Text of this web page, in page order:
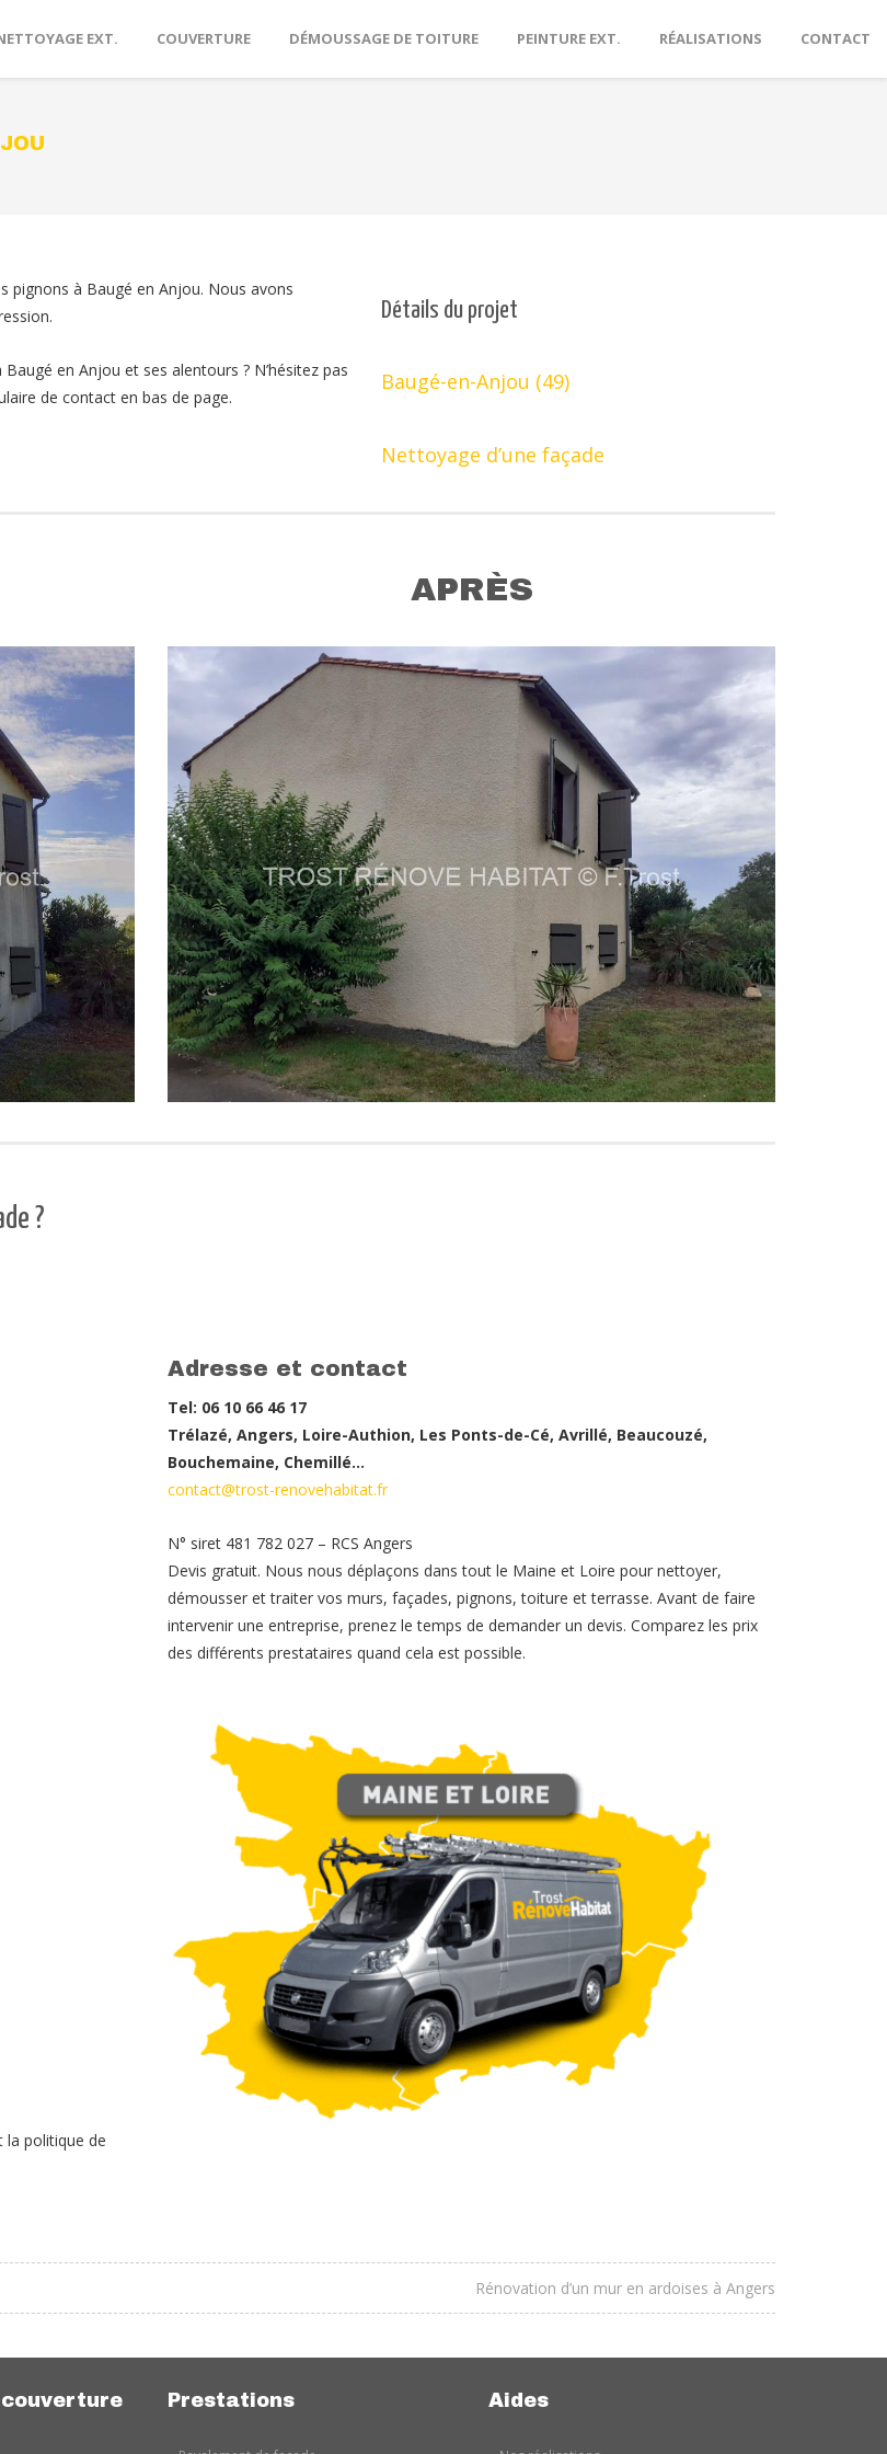
EXT. COUVERTURE DÉMOUSSAGE DE TOITURE PEINTURE EXT. RÉALISATIONS CONTACT
pignons à Baugé en Anjou. Nous avons
en Anjou et ses alentours ? N’hésitez pas
de contact en bas de page.
Détails du projet
Baugé-en-Anjou (49)
Nettoyage d’une façade
APRÈS
?
la politique de
Adresse et contact
Tel: 06 10 66 46 17
Trélazé, Angers, Loire-Authion, Les Ponts-de-Cé, Avrillé, Beaucouzé,
Bouchemaine, Chemillé…
contact@trost-renovehabitat.fr
N° siret 481 782 027 – RCS Angers
Devis gratuit. Nous nous déplaçons dans tout le Maine et Loire pour nettoyer,
démousser et traiter vos murs, façades, pignons, toiture et terrasse. Avant de faire
intervenir une entreprise, prenez le temps de demander un devis. Comparez les prix
des différents prestataires quand cela est possible.
Rénovation d’un mur en ardoises à Angers
Prestations Aides